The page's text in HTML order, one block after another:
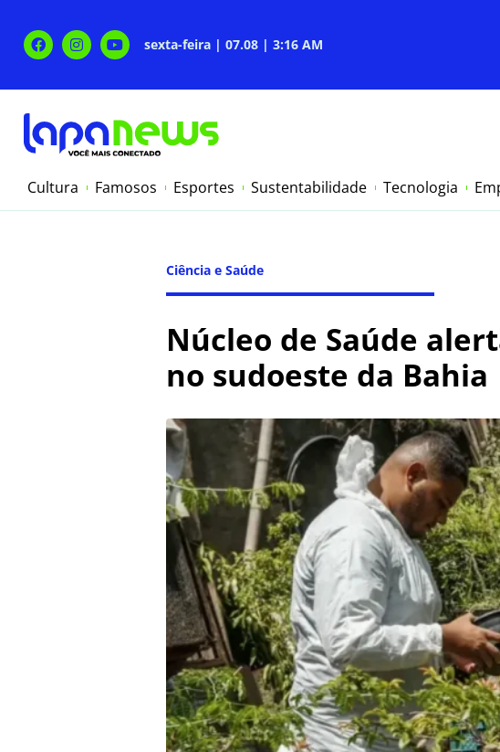
sexta-feira | 07.08 | 3:16 AM
Cultura Famosos Esportes Sustentabilidade Tecnologia
Ciência e Saúde
Núcleo de Saúde
no sudoeste da Bahia